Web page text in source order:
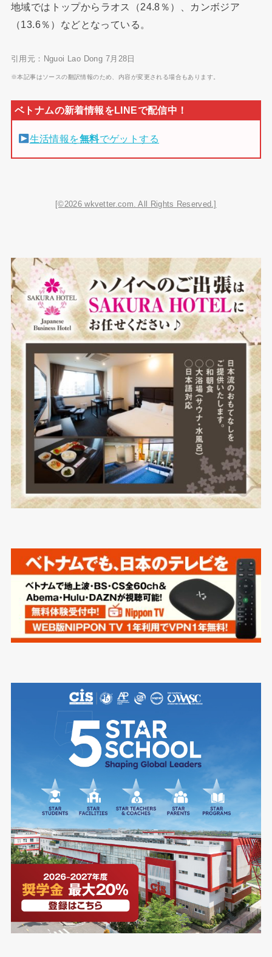
地域ではトップからラオス（24.8％）、カンボジア
（13.6％）などとなっている。
引用元：Nguoi Lao Dong 7月28日
※本記事はソースの翻訳情報のため、内容が変更される場合もあります。
生活情報を無料でゲットする
[©2026 wkvetter.com. All Rights Reserved.]